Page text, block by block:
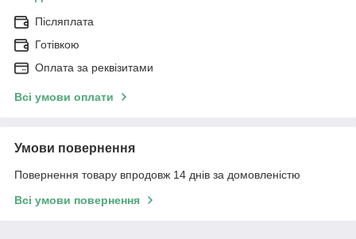
Післяплата
Готівкою
Оплата за реквізитами
Всі умови оплати
Умови повернення
Повернення товару впродовж 14 днів за домовленістю
Всі умови повернення